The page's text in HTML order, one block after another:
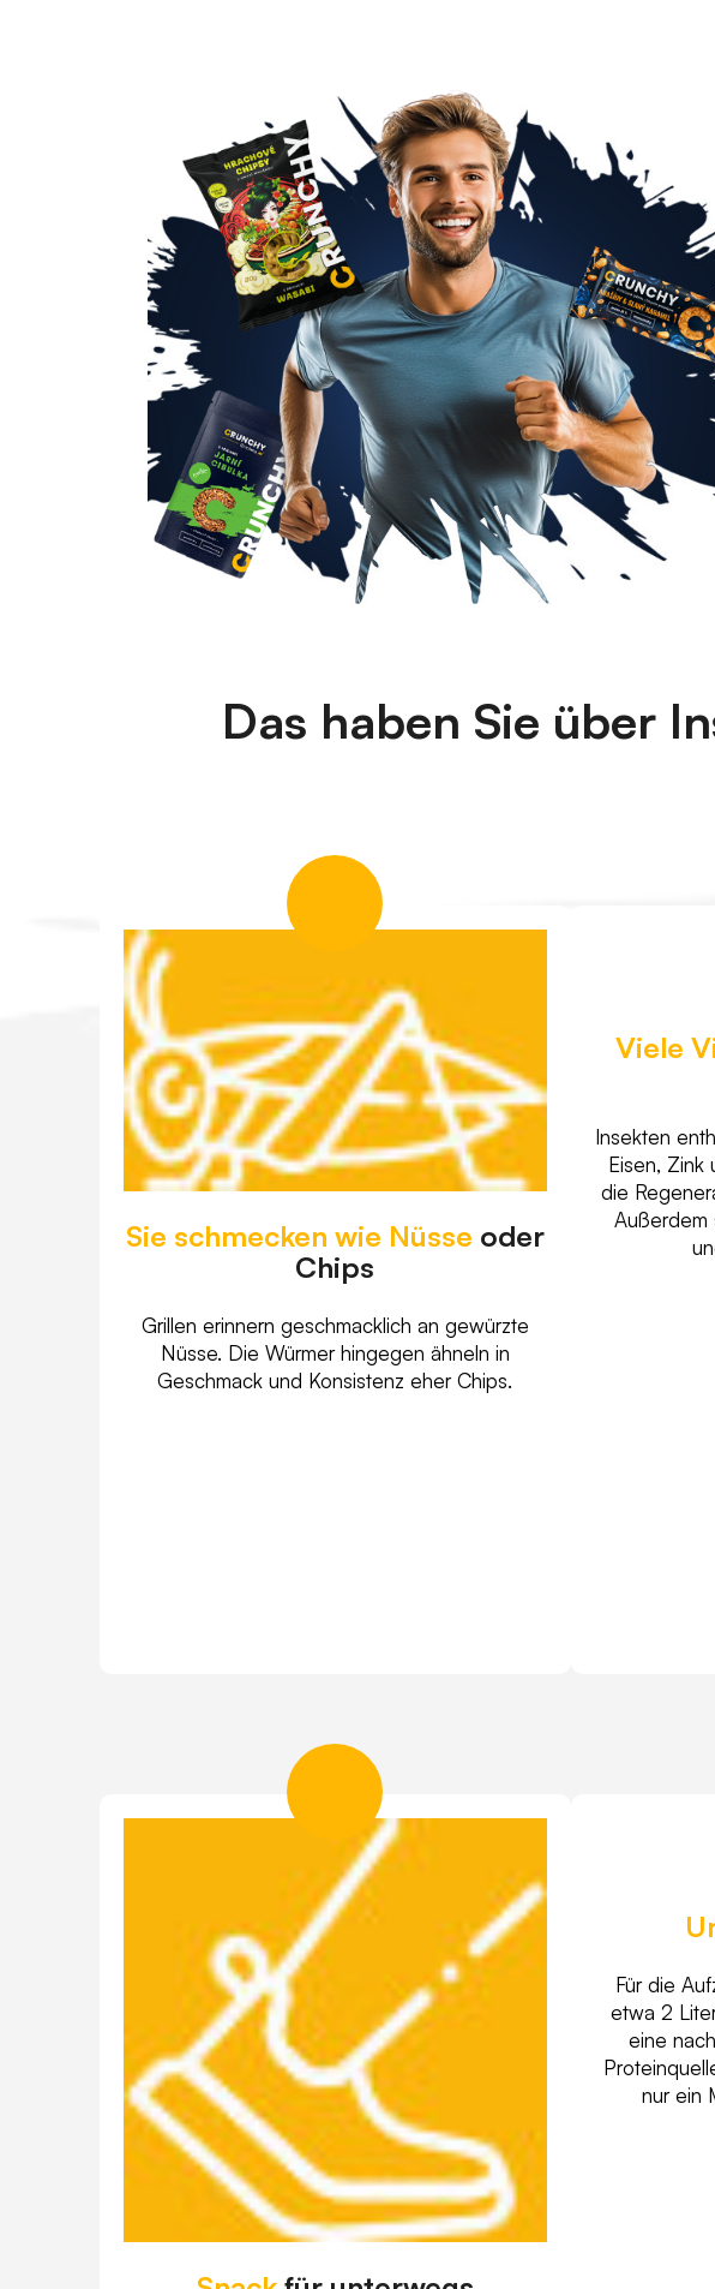
Das haben Sie über
Sie schmecken wie Nüsse oder
Chips
Grillen erinnern geschmacklich an gewürzte
Nüsse. Die Würmer hingegen ähneln in
Geschmack und Konsistenz eher Chips.
Viele
Insekten
Eisen, Zink
die
Für die
etwa 2
eine
nur ein